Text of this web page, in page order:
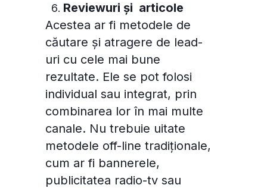
Reviewuri și articole
Acestea ar fi metodele de
căutare și atragere de lead-
uri cu cele mai bune
rezultate. Ele se pot folosi
individual sau integrat, prin
combinarea lor în mai multe
canale. Nu trebuie uitate
metodele off-line tradiționale,
cum ar fi bannerele,
publicitatea radio-tv sau